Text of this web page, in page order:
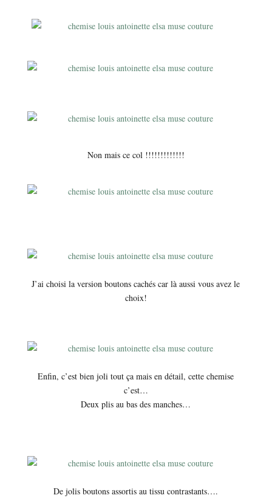
Non mais ce col !!!!!!!!!!!!!
J’ai choisi la version boutons cachés car là aussi vous avez le
choix!
Enfin, c’est bien joli tout ça mais en détail, cette chemise
c’est…
Deux plis au bas des manches…
De jolis boutons assortis au tissu contrastants….